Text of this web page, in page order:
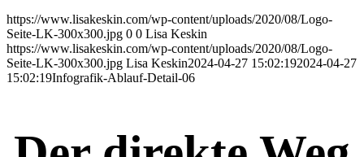
https://www.lisakeskin.com/wp-content/uploads/2020/08/Logo-
Seite-LK-300x300.jpg 0 0 Lisa Keskin
https://www.lisakeskin.com/wp-content/uploads/2020/08/Logo-
Seite-LK-300x300.jpg Lisa Keskin2024-04-27 15:02:192024-04-27
15:02:19Infografik-Ablauf-Detail-06